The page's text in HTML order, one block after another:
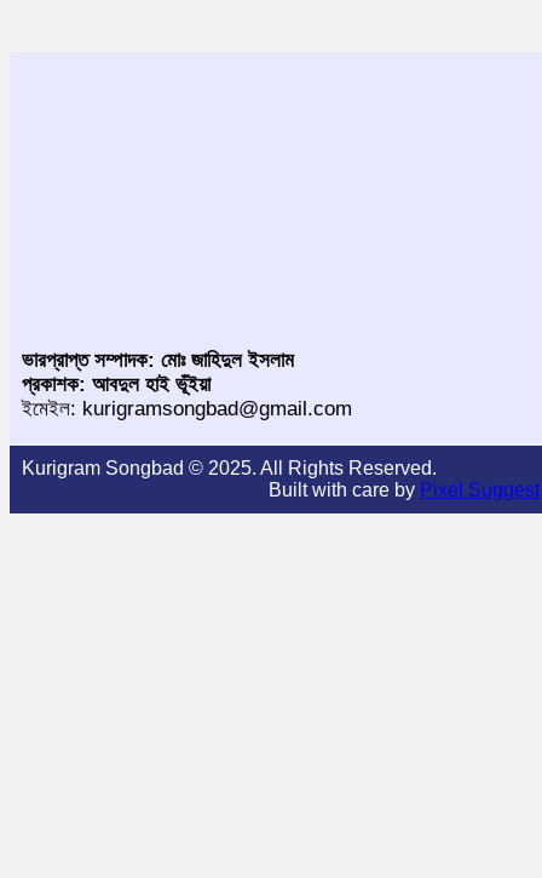
ভারপ্রাপ্ত সম্পাদক: মোঃ জাহিদুল ইসলাম
প্রকাশক: আবদুল হাই ভূঁইয়া
ইমেইল: kurigramsongbad@gmail.com
Kurigram Songbad © 2025. All Rights Reserved.
Built with care by Pixel Suggest